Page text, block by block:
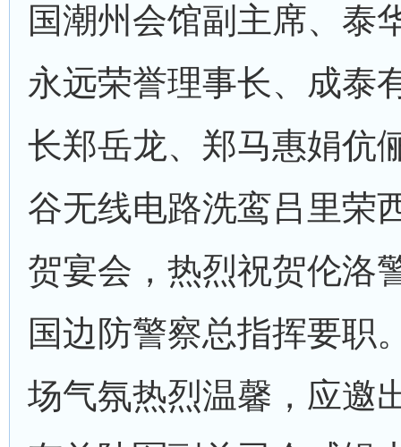
国潮州会馆副主席、泰
永远荣誉理事长、成泰
长郑岳龙、郑马惠娟伉
谷无线电路洗鸾吕里荣
贺宴会，热烈祝贺伦洛
国边防警察总指挥要职
场气氛热烈温馨，应邀